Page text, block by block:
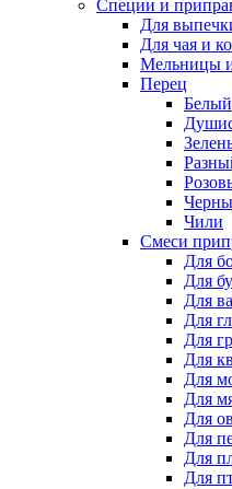
Специи и
Для
Для чая и
Мельницы и
Перец
Белый
Чили
Смеси
Для
Для
Для
Для
Для
Для
Для
Для
Для
Для
Для
Для